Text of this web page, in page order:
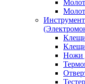
Клещи
Ножи